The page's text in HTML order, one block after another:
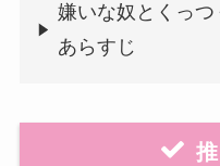
嫌いな奴とくっ
あらすじ